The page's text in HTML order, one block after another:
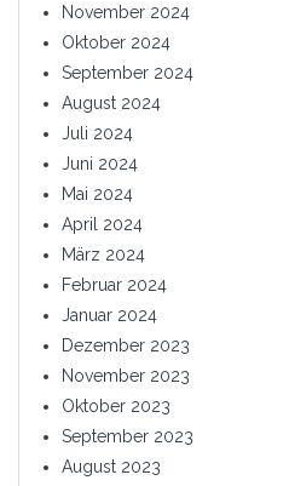
November 2024
Oktober 2024
September 2024
August 2024
Juli 2024
Juni 2024
Mai 2024
April 2024
März 2024
Februar 2024
Januar 2024
Dezember 2023
November 2023
Oktober 2023
September 2023
August 2023